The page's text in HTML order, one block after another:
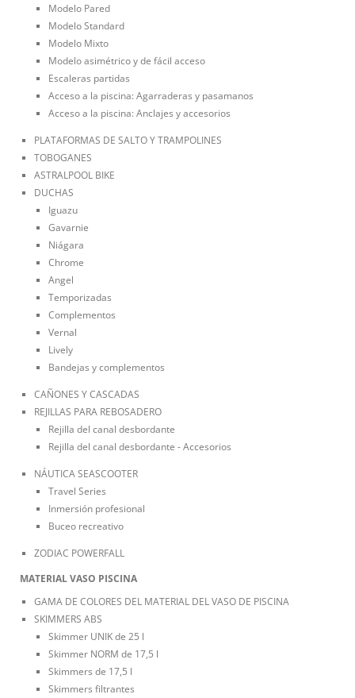
Modelo Pared
Modelo Standard
Modelo Mixto
Modelo asimétrico y de fácil acceso
Escaleras partidas
Acceso a la piscina: Agarraderas y pasamanos
Acceso a la piscina: Anclajes y accesorios
PLATAFORMAS DE SALTO Y TRAMPOLINES
TOBOGANES
ASTRALPOOL BIKE
DUCHAS
Iguazu
Gavarnie
Niágara
Chrome
Angel
Temporizadas
Complementos
Vernal
Lively
Bandejas y complementos
CAÑONES Y CASCADAS
REJILLAS PARA REBOSADERO
Rejilla del canal desbordante
Rejilla del canal desbordante - Accesorios
NÁUTICA SEASCOOTER
Travel Series
Inmersión profesional
Buceo recreativo
ZODIAC POWERFALL
MATERIAL VASO PISCINA
GAMA DE COLORES DEL MATERIAL DEL VASO DE PISCINA
SKIMMERS ABS
Skimmer UNIK de 25 l
Skimmer NORM de 17,5 l
Skimmers de 17,5 l
Skimmers filtrantes